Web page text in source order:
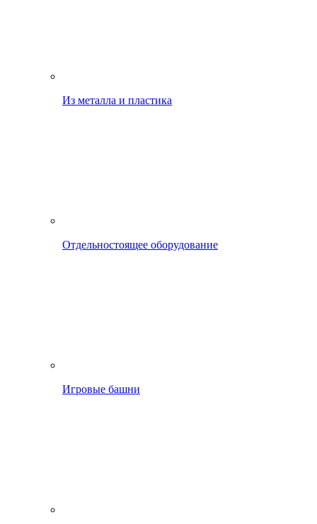
Из металла и пластика
Отдельностоящее оборудование
Игровые башни